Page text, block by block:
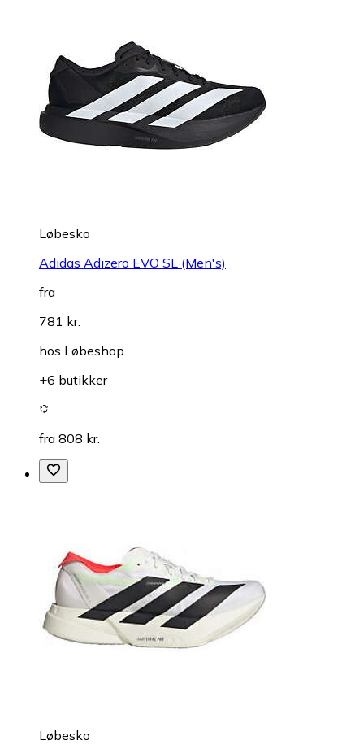
Løbesko
Adidas Adizero EVO SL (Men's)
fra
781 kr.
hos Løbeshop
+6 butikker
fra 808 kr.
Løbesko